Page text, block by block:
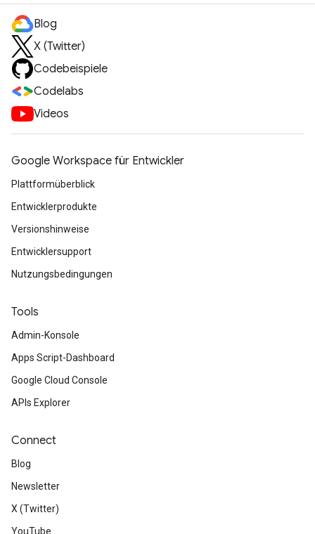
Blog
X (Twitter)
Codebeispiele
Codelabs
Videos
Google Workspace für Entwickler
Plattformüberblick
Entwicklerprodukte
Versionshinweise
Entwicklersupport
Nutzungsbedingungen
Tools
Admin-Konsole
Apps Script-Dashboard
Google Cloud Console
APIs Explorer
Connect
Blog
Newsletter
X (Twitter)
YouTube